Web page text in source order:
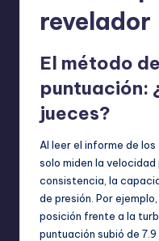
revelador
El método
puntuación:
jueces?
Al leer el informe de
solo miden la velocidad
consistencia, la
de presión. Por
posición frente a la
puntuación subió de 7.9